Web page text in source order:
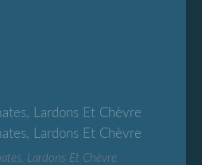
Lardons Et Chèvre